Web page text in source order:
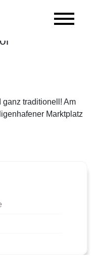
traditionell! Am
Marktplatz